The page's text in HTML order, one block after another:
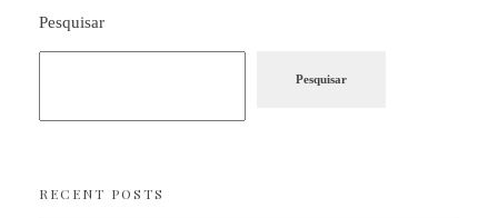
Pesquisar
Pesquisar
RECENT POSTS